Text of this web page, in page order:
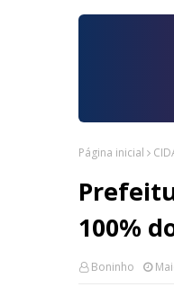
Página inicial
100%
Boninho